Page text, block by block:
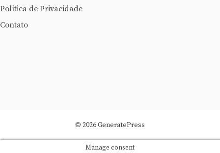
Política de Privacidade
Contato
© 2026 GeneratePress
Manage consent